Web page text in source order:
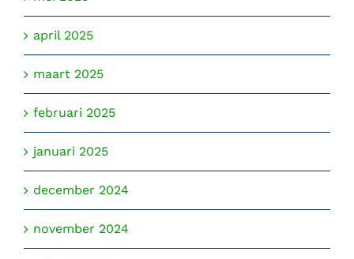
april 2025
maart 2025
februari 2025
januari 2025
december 2024
november 2024